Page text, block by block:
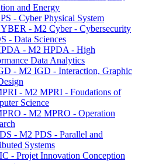
and Energy
- Cyber Physical System
- M2 Cyber - Cybersecurity
- Data Sciences
- M2 HPDA - High
Data Analytics
- M2 IGD - Interaction, Graphic
- M2 MPRI - Foudations of
Science
- M2 MPRO - Operation
- M2 PDS - Parallel and
Systems
- Projet Innovation Conception